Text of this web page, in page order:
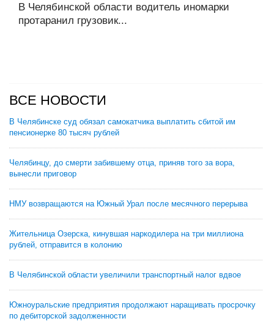
В Челябинской области водитель иномарки
протаранил грузовик...
ВСЕ НОВОСТИ
В Челябинске суд обязал самокатчика выплатить сбитой им
пенсионерке 80 тысяч рублей
Челябинцу, до смерти забившему отца, приняв того за вора,
вынесли приговор
НМУ возвращаются на Южный Урал после месячного перерыва
Жительница Озерска, кинувшая наркодилера на три миллиона
рублей, отправится в колонию
В Челябинской области увеличили транспортный налог вдвое
Южноуральские предприятия продолжают наращивать просрочку
по дебиторской задолженности